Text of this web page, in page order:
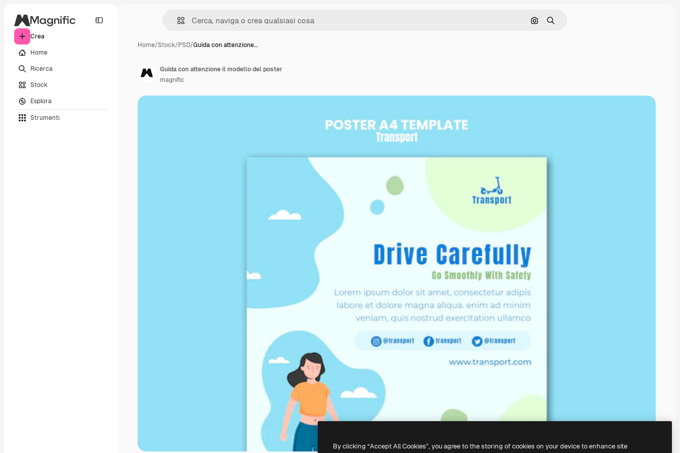
Crea
Home
Ricerca
Stock
Esplora
Strumenti
Cerca per immagine
Ricerca
Home/Stock/PSD/Guida con attenzione…
Guida con attenzione il modello del poster
magnific
By clicking “Accept All Cookies”, you agree to the storing of cookies on your device to enhance site